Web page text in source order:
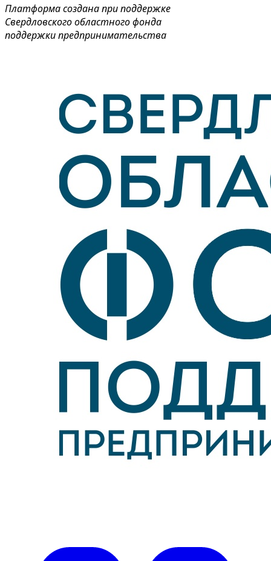
Платформа создана при поддержке
Свердловского областного фонда
поддержки предпринимательства